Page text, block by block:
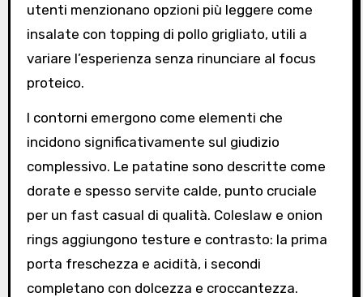
utenti menzionano opzioni più leggere come
insalate con topping di pollo grigliato, utili a
variare l’esperienza senza rinunciare al focus
proteico.
I contorni emergono come elementi che
incidono significativamente sul giudizio
complessivo. Le patatine sono descritte come
dorate e spesso servite calde, punto cruciale
per un fast casual di qualità. Coleslaw e onion
rings aggiungono testure e contrasto: la prima
porta freschezza e acidità, i secondi
completano con dolcezza e croccantezza.